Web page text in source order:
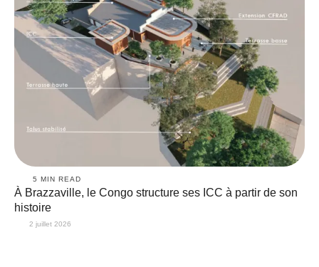
5 MIN READ
À Brazzaville, le Congo structure ses ICC à partir de son
histoire
2 juillet 2026